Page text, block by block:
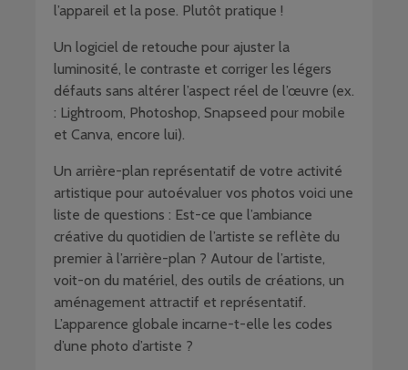
l’appareil et la pose. Plutôt pratique !
Un logiciel de retouche pour ajuster la
luminosité, le contraste et corriger les légers
défauts sans altérer l’aspect réel de l’œuvre (ex.
: Lightroom, Photoshop, Snapseed pour mobile
et Canva, encore lui).
Un arrière-plan représentatif de votre activité
artistique pour autoévaluer vos photos voici une
liste de questions : Est-ce que l’ambiance
créative du quotidien de l’artiste se reflète du
premier à l’arrière-plan ? Autour de l’artiste,
voit-on du matériel, des outils de créations, un
aménagement attractif et représentatif.
L’apparence globale incarne-t-elle les codes
d’une photo d’artiste ?